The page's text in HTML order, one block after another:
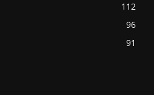
112
96
91